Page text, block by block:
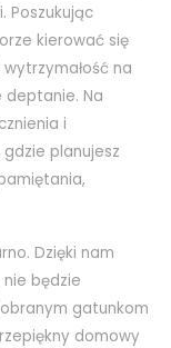
Poszukując
kierować się
na
deptanie. Na
i
planujesz
Dzięki nam
będzie
gatunkom
domowy